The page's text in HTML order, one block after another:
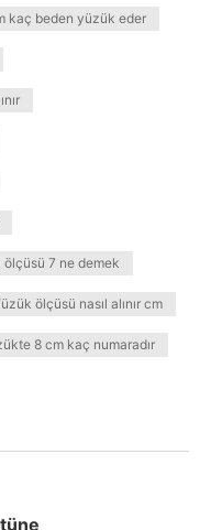
kaç beden yüzük eder
ölçüsü 7 ne demek
ölçüsü nasıl alınır cm
8 cm kaç numaradır